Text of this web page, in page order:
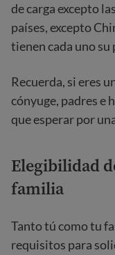
de carga excepto
países, excepto
tienen cada uno
Recuerda, si eres
cónyuge, padres e
que esperar por
Elegibilidad
familia
Tanto tú como tu
requisitos para